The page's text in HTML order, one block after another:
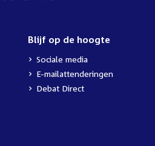
Blijf op de hoogte
Sociale media
E-mailattenderingen
Debat Direct